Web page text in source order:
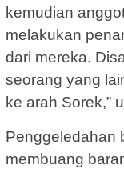
kemudian
melakukan
dari mereka.
seorang yang
ke arah Sorek,”
Penggeledahan
membuang